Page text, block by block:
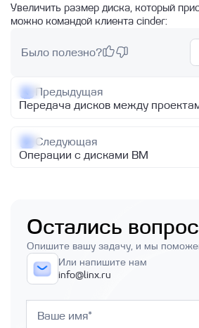
Типы конфигураций
Параметры баз данных
Postgres
Clickhouse
Создание базы данных
MySQL
Как получить логи Базы
Увеличить размер диска, который
можно командой клиента cinder:
Было полезно?
Предыдущая
Передача дисков между
Следующая
Операции с дисками ВМ
Остались
Опишите вашу задачу, и мы
Или напишите нам
info@linx.ru